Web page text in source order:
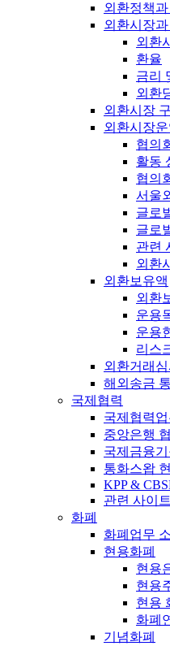
외환정책
외환시장
외환
환율
금리
외환
외환시장
외환시장
협의
활동
협의
서울
글로
글로
관련
외환
외환보유액
외환
운용
운용
리스
외환거래
해외송금
국제협력
국제협력업
중앙은행
국제금융
통화스왑
KPP &
관련 사이트
화폐
화폐업무
현용화폐
현용
현용
현용
화폐
기념화폐